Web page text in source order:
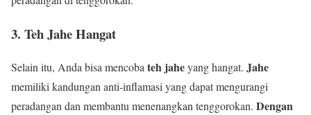
3. Teh Jahe Hangat
Selain itu, Anda bisa mencobateh jaheyang hangat. Jahe
memiliki kandungan anti-inflamasi yang dapat mengurangi
peradangan dan membantu menenangkan tenggorokan. Dengan